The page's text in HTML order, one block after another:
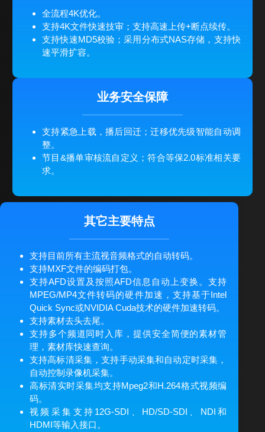
全流程4K优化。
支持4K文件快速技审；支持高速上传+断点续传。
支持快速MD5校验；采用分布式NAS存储，支持快
速平滑扩容。
业务安全保障
支持紧急上载，播后回迁；迁移优先级智能自动调
整。
节目&播单审核流自定义；符合等保2.0标准相关要
求。
其它主要特点
支持目前所有主流视音频格式的自动转码。
支持MXF文件的编码打包。
支持AFD设置及按照AFD信息自动上变换。支持
MPEG/MP4文件转码的硬件加速，支持基于Intel
Quick Sync或NVIDIA Cuda技术的硬件加速转码。
支持素材去头去尾。
支持多个频道同时入库，提供安全简便的素材管
理，素材库快速查询。
支持高标清采集，支持手动采集和自动定时采集，
自动控制录像机采集。
高标清实时采集均支持Mpeg2和H.264格式视频编
码。
视频采集支持12G-SDI、HD/SD-SDI、NDI和
HDMI等输入接口。